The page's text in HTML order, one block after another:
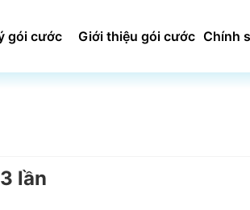
gói cước Giới thiệu gói cước Chính
lần